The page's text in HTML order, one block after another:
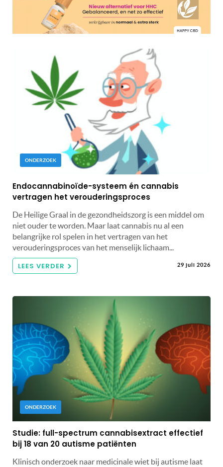
ONDERZOEK
Endocannabinoïde-systeem én cannabis
vertragen het verouderingsproces
De Heilige Graal in de gezondheidszorg is een middel om
niet ouder te worden. Maar laat cannabis nu al een
belangrijke rol spelen in het vertragen van het
verouderingsproces van het menselijk lichaam...
LEES VERDER 29 juli 2026
ONDERZOEK
Studie: full-spectrum cannabisextract effectief
bij 18 van 20 autisme patiënten
Klinisch onderzoek naar medicinale wiet bij autisme laat